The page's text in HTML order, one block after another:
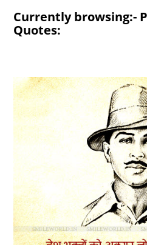
Currently browsing:-
Quotes: